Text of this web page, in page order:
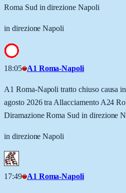
Roma Sud in direzione Napoli
in direzione Napoli
18:05 A1 Roma-Napoli
A1 Roma-Napoli tratto chiuso causa
agosto 2026 tra Allacciamento A24
Diramazione Roma Sud in direzione
in direzione Napoli
17:49 A1 Roma-Napoli